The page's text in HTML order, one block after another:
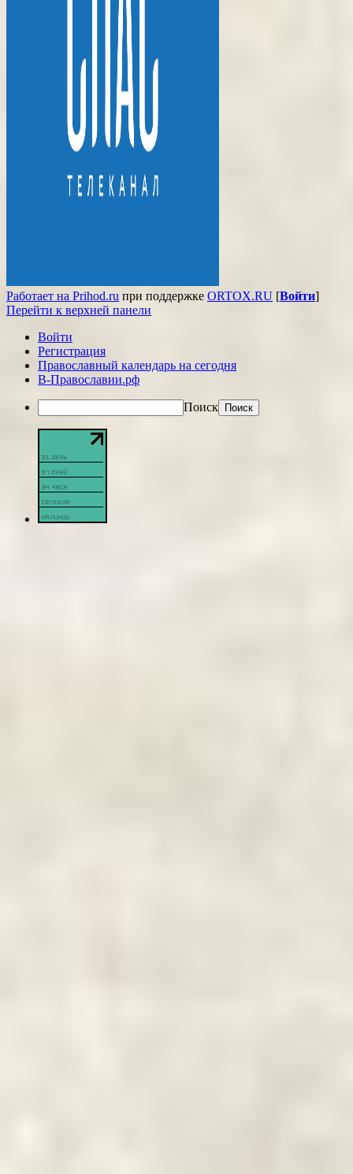
Работает на Prihod.ru при поддержке ORTOX.RU [Войти]
Перейти к верхней панели
Войти
Регистрация
Православный календарь на сегодня
В-Православии.рф
Поиск